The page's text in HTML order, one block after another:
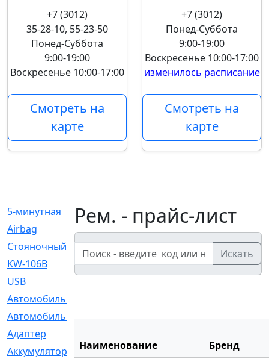
+7 (3012)
35-28-10, 55-23-50
Понед-Суббота
9:00-19:00
Воскресенье 10:00-17:00
Смотреть на
карте
+7 (3012)
Понед-Суббота
9:00-19:00
Воскресенье 10:00-17:00
изменилось расписание
Смотреть на
карте
5-минутная
Airbag
[18]
Cтояночный
[1]
KW-106B
[0]
USB
Автомобильное
Автомобильный
Адаптер
Аккумулятор
[2]
Рем. - прайс-лист
Искать
Наименование
Бренд